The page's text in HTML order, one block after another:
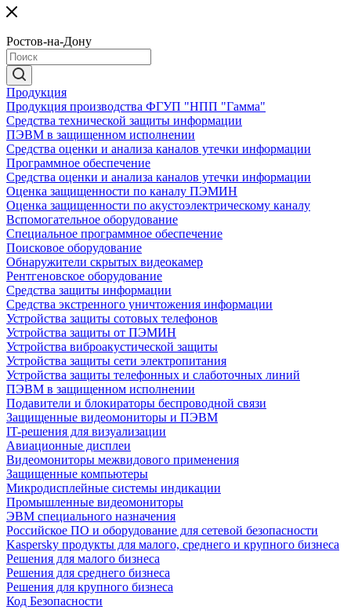
Ростов-на-Дону
Продукция
Продукция производства ФГУП "НПП "Гамма"
Средства технической защиты информации
ПЭВМ в защищенном исполнении
Средства оценки и анализа каналов утечки информации
Программное обеспечение
Средства оценки и анализа каналов утечки информации
Оценка защищенности по каналу ПЭМИН
Оценка защищенности по акустоэлектрическому каналу
Вспомогательное оборудование
Специальное программное обеспечение
Поисковое оборудование
Обнаружители скрытых видеокамер
Рентгеновское оборудование
Средства защиты информации
Средства экстренного уничтожения информации
Устройства защиты сотовых телефонов
Устройства защиты от ПЭМИН
Устройства виброакустической защиты
Устройства защиты сети электропитания
Устройства защиты телефонных и слаботочных линий
ПЭВМ в защищенном исполнении
Подавители и блокираторы беспроводной связи
Защищенные видеомониторы и ПЭВМ
IT-решения для визуализации
Авиационные дисплеи
Видеомониторы межвидового применения
Защищенные компьютеры
Микродисплейные системы индикации
Промышленные видеомониторы
ЭВМ специального назначения
Российское ПО и оборудование для сетевой безопасности
Kaspersky продукты для малого, среднего и крупного бизнеса
Решения для малого бизнеса
Решения для среднего бизнеса
Решения для крупного бизнеса
Код Безопасности